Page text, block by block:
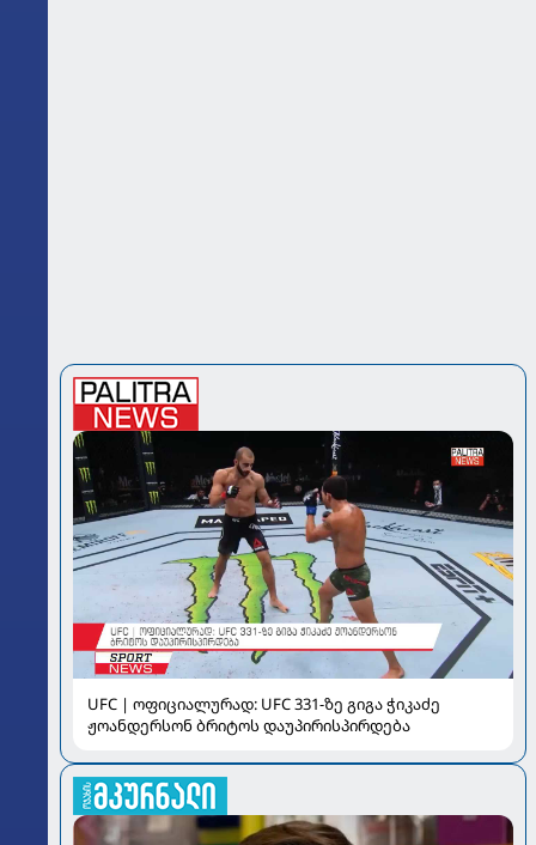
UFC | ოფიციალურად: UFC 331-ზე გიგა ჭიკაძე
ჟოანდერსონ ბრიტოს დაუპირისპირდება